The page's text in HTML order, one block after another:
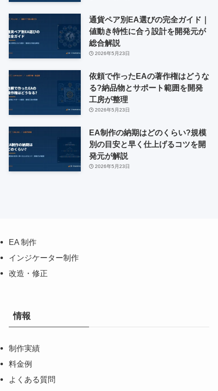
通貨ペア別EA選びの完全ガイド｜
値動き特性に合う設計を開発元が
総合解説
2026年5月23日
依頼で作ったEAの著作権はどうな
る?納品物とサポート範囲を開発
工房が整理
2026年5月23日
EA制作の納期はどのくらい?規模
別の目安と早く仕上げるコツを開
発元が解説
2026年5月23日
EA 制作
インジケーター制作
改造・修正
情報
制作実績
料金例
よくある質問